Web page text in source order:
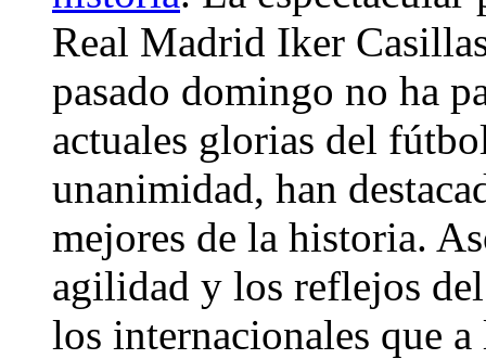
Real Madrid Iker
pasado domingo no ha
actuales glorias del
unanimidad, han
mejores de la historia.
agilidad y los reflejos
los internacionales que